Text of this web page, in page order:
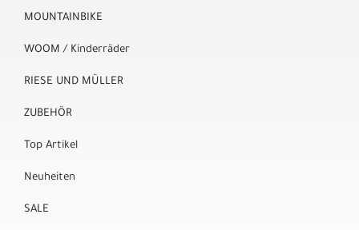
MOUNTAINBIKE
WOOM / Kinderräder
RIESE UND MÜLLER
ZUBEHÖR
Top Artikel
Neuheiten
SALE